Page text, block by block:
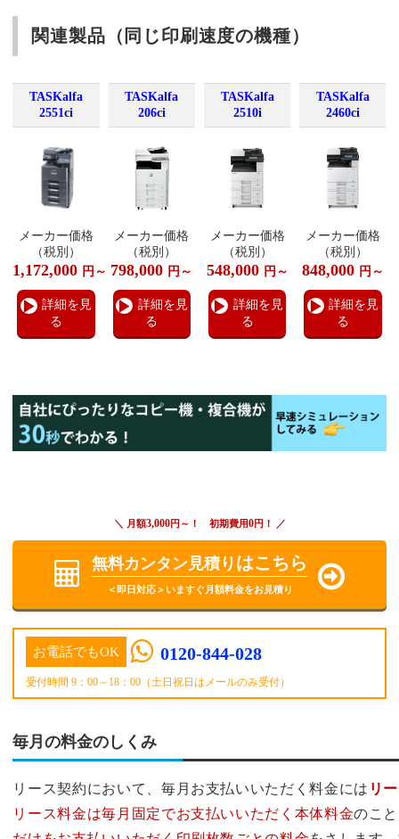
関連製品（同じ印刷速度の機種）
TASKalfa
2551ci
メーカー価格
（税別）
1,172,000 円～
詳細を見
る
TASKalfa
206ci
メーカー価格
（税別）
798,000 円～
詳細を見
る
TASKalfa
2510i
メーカー価格
（税別）
548,000 円～
詳細を見
る
TASKalfa
2460ci
メーカー価格
（税別）
848,000 円～
詳細を見
る
＼ 月額3,000円～！ 初期費用0円！ ／
無料カンタン見積り はこちら
＜即日対応＞いますぐ月額料金をお見積り
お電話でもOK 0120-844-028
受付時間 9：00～18：00（土日祝日はメールのみ受付）
毎月の料金のしくみ
リース契約において、毎月お支払いいただく料金には リ
リース料金は毎月固定でお支払いいただく本体料金のこ